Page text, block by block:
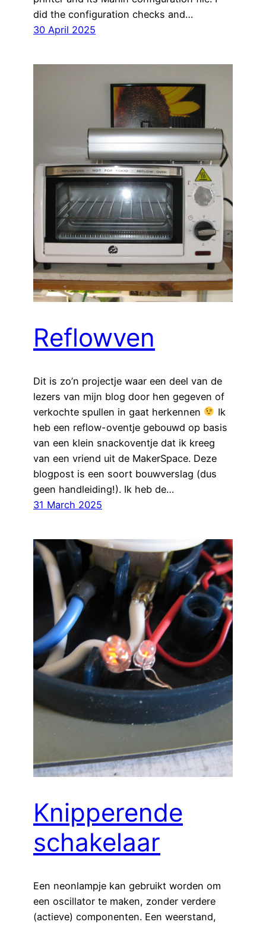
did the configuration checks and…
30 April 2025
Reflowven
Dit is zo’n projectje waar een deel van de
lezers van mijn blog door hen gegeven of
verkochte spullen in gaat herkennen
Ik
heb een reflow-oventje gebouwd op basis
van een klein snackoventje dat ik kreeg
van een vriend uit de MakerSpace. Deze
blogpost is een soort bouwverslag (dus
geen handleiding!). Ik heb de…
31 March 2025
Knipperende
schakelaar
Een neonlampje kan gebruikt worden om
een oscillator te maken, zonder verdere
(actieve) componenten. Een weerstand,